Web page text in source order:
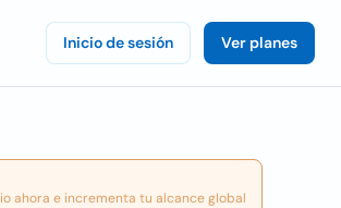
Inicio de sesión Ver planes
ahora e incrementa tu alcance global